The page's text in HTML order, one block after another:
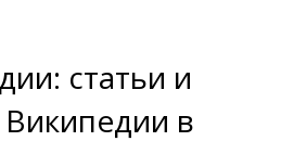
статьи и
в